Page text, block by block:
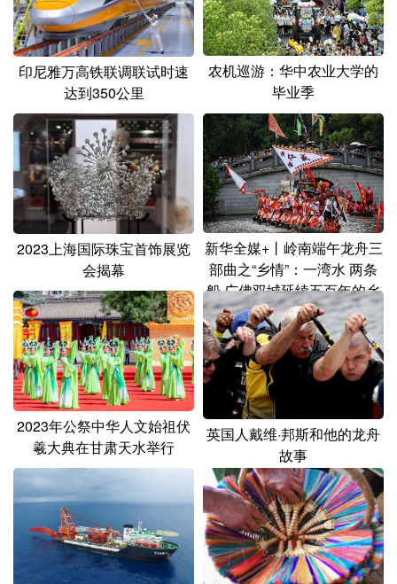
多语种频道
English Español Français عربى
Русский язык
Deutsch Português
印尼雅万高铁联调联试时速
达到350公里
农机巡游：华中农业大学的
毕业季
2023上海国际珠宝首饰展览
会揭幕
新华全媒+丨岭南端午龙舟三
部曲之“乡情”：一湾水 两条
船 广佛双城延续五百年的乡
情
2023年公祭中华人文始祖伏
羲大典在甘肃天水举行
英国人戴维·邦斯和他的龙舟
故事